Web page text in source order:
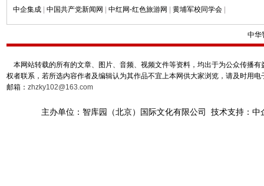
中企集成 | 中国共产党新闻网 | 中红网-红色旅游网 | 黄埔军校同学会 |
中华
本网站转载的所有的文章、图片、音频、视频文件等资料，均出于为公众传播
权者联系，若所选内容作者及编辑认为其作品不宜上本网供大家浏览，请及时用
邮箱： zhzky102@163.com
主办单位：智库园（北京）国际文化有限公司 技术支持：